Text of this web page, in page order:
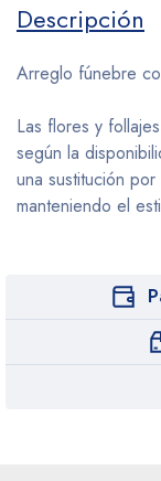
Descripción
Arreglo fúnebre
Las flores y
según la
una sustitución
manteniendo el